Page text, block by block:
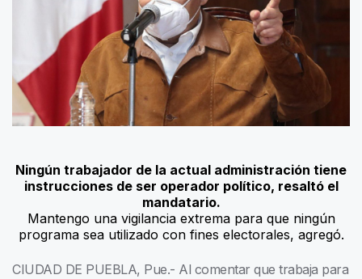
Ningún trabajador de la actual administración tiene
instrucciones de ser operador político, resaltó el
mandatario.
Mantengo una vigilancia extrema para que ningún
programa sea utilizado con fines electorales, agregó.
CIUDAD DE PUEBLA, Pue.- Al comentar que trabaja para